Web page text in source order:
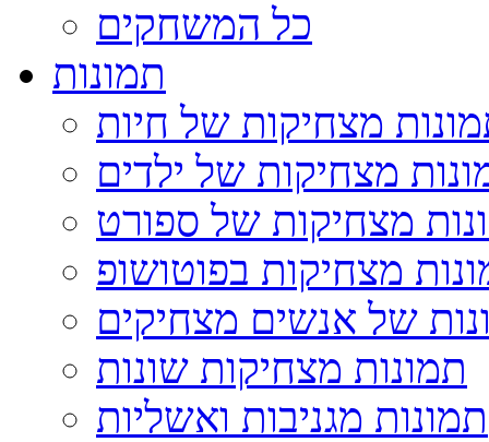
כל המשחקים
תמונות
מצחיקות של חיות
מצחיקות של ילדים
מצחיקות של ספורט
מצחיקות בפוטושופ
של אנשים מצחיקים
תמונות מצחיקות שונות
תמונות מגניבות ואשליות